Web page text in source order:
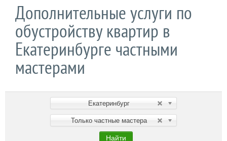
Дополнительные услуги по
обустройству квартир в
Екатеринбурге частными
мастерами
Екатеринбург
Только частные мастера
Найти